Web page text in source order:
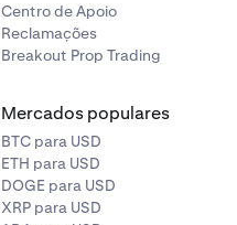
Centro de Apoio
Reclamações
Breakout Prop Trading
Mercados populares
BTC para USD
ETH para USD
DOGE para USD
XRP para USD